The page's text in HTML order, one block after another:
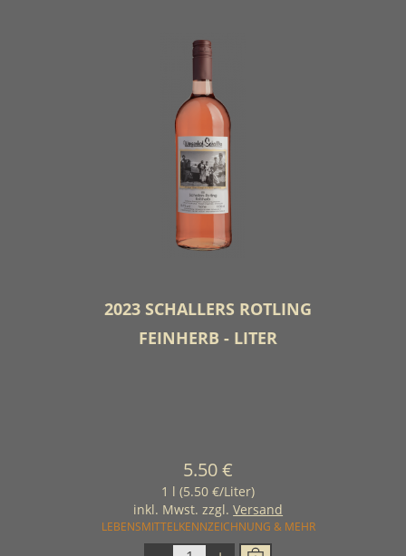
2023 SCHALLERS ROTLING
FEINHERB - LITER
5.50 €
1 l (5.50 €/Liter)
inkl. Mwst. zzgl.Versand
LEBENSMITTELKENNZEICHNUNG & MEHR